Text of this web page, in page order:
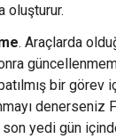
oluşturur.
. Araçlarda
bir
denerseniz
yedi gün